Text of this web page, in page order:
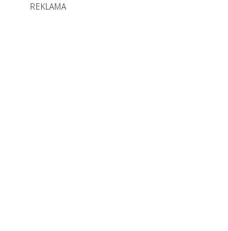
REKLAMA